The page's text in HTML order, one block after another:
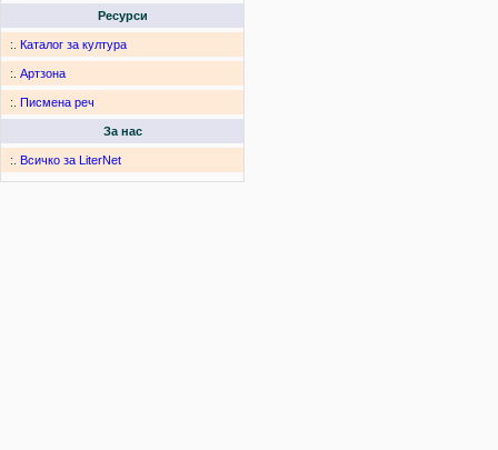
Ресурси
:. Каталог за култура
:. Артзона
:. Писмена реч
За нас
:. Всичко за LiterNet